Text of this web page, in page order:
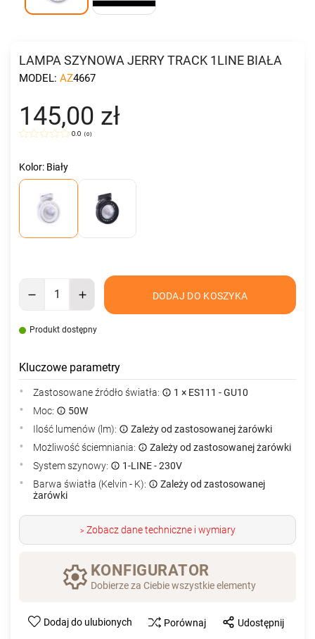
LAMPA SZYNOWA JERRY TRACK 1LINE BIAŁA
MODEL: AZ4667
145,00 zł
0.0 (0)
Kolor: Biały
DODAJ DO KOSZYKA
Produkt dostępny
Kluczowe parametry
Zastosowane źródło światła:
1 × ES111 - GU10
Moc:
50W
Ilość lumenów (lm):
Zależy od zastosowanej żarówki
Możliwość ściemniania:
Zależy od zastosowanej żarówki
System szynowy:
1-LINE - 230V
Barwa światła (Kelvin - K):
Zależy od zastosowanej
żarówki
>Zobacz dane techniczne i wymiary
KONFIGURATOR
Dobierze za Ciebie wszystkie elementy
Dodaj do ulubionych Porównaj Udostępnij